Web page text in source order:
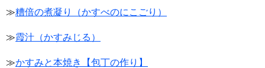
≫糟倍の煮凝り（かすべのにこごり）
≫霞汁（かすみじる）
≫かすみと本焼き【包丁の作り】